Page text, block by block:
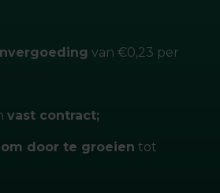
van €0,23 per
vast contract;
door te groeien tot